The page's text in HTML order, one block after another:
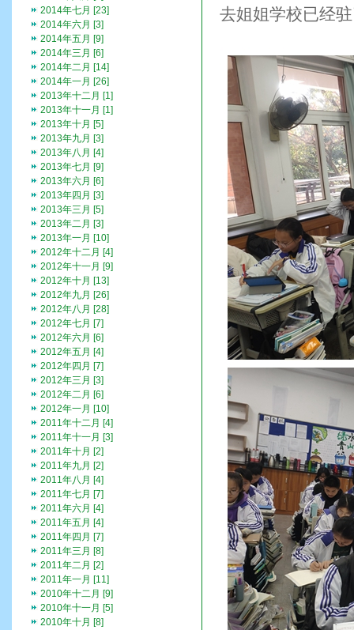
去姐姐学校已经
2014年七月 [23]
2014年六月 [3]
2014年五月 [9]
2014年三月 [6]
2014年二月 [14]
2014年一月 [26]
2013年十二月 [1]
2013年十一月 [1]
2013年十月 [5]
2013年九月 [3]
2013年八月 [4]
2013年七月 [9]
2013年六月 [6]
2013年四月 [3]
2013年三月 [5]
2013年二月 [3]
2013年一月 [10]
2012年十二月 [4]
2012年十一月 [9]
2012年十月 [13]
2012年九月 [26]
2012年八月 [28]
2012年七月 [7]
2012年六月 [6]
2012年五月 [4]
2012年四月 [7]
2012年三月 [3]
2012年二月 [6]
2012年一月 [10]
2011年十二月 [4]
2011年十一月 [3]
2011年十月 [2]
2011年九月 [2]
2011年八月 [4]
2011年七月 [7]
2011年六月 [4]
2011年五月 [4]
2011年四月 [7]
2011年三月 [8]
2011年二月 [2]
2011年一月 [11]
2010年十二月 [9]
2010年十一月 [5]
2010年十月 [8]